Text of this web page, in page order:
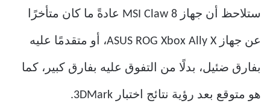
ستلاحظ أن جهاز MSI Claw 8 عادةً ما كان متأخرًا
عن جهاز ASUS ROG Xbox Ally X، أو متقدمًا عليه
بفارق ضئيل، بدلًا من التفوق عليه بفارق كبير، كما
هو متوقع بعد رؤية نتائج اختبار 3DMark.